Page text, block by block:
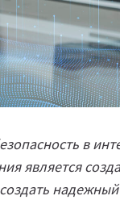
в
является